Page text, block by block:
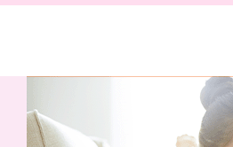
オンラインショップ